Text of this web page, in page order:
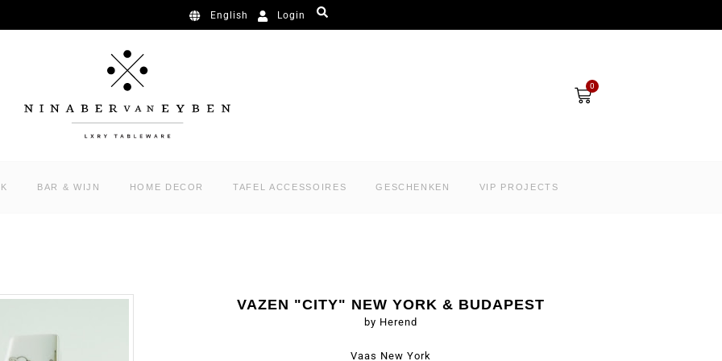
English Login
0
Winkelwagen
BAR & WIJN HOME DECOR TAFEL ACCESSOIRES GESCHENKEN VIP PROJECTS
VAZEN "CITY" NEW YORK & BUDAPEST
by Herend
Vaas New York